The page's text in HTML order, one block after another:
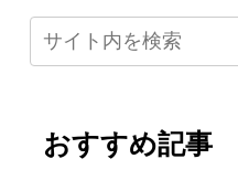
おすすめ記事